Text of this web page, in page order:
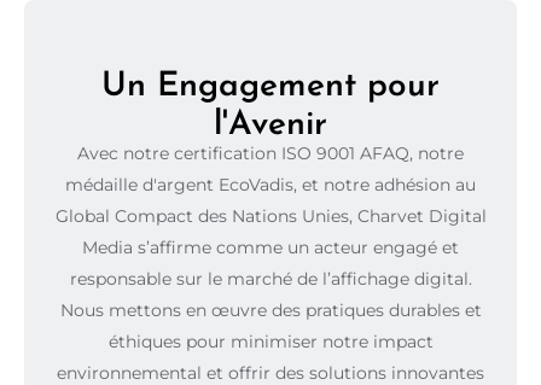
Un Engagement pour
l'Avenir
Avec notre certification ISO 9001 AFAQ, notre
médaille d'argent EcoVadis, et notre adhésion au
Global Compact des Nations Unies, Charvet Digital
Media s’affirme comme un acteur engagé et
responsable sur le marché de l’affichage digital.
Nous mettons en œuvre des pratiques durables et
éthiques pour minimiser notre impact
environnemental et offrir des solutions innovantes